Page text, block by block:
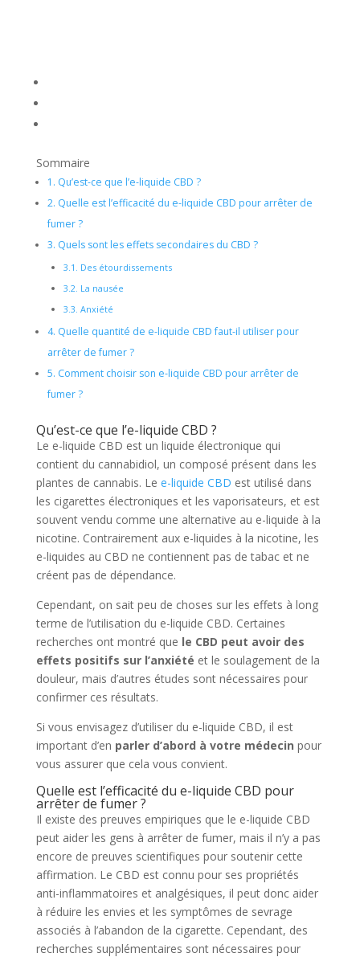
Sommaire
1. Qu’est-ce que l’e-liquide CBD ?
2. Quelle est l’efficacité du e-liquide CBD pour arrêter de
fumer ?
3. Quels sont les effets secondaires du CBD ?
3.1. Des étourdissements
3.2. La nausée
3.3. Anxiété
4. Quelle quantité de e-liquide CBD faut-il utiliser pour
arrêter de fumer ?
5. Comment choisir son e-liquide CBD pour arrêter de
fumer ?
Qu’est-ce que l’e-liquide CBD ?
Le e-liquide CBD est un liquide électronique qui
contient du cannabidiol, un composé présent dans les
plantes de cannabis. Le e-liquide CBD est utilisé dans
les cigarettes électroniques et les vaporisateurs, et est
souvent vendu comme une alternative au e-liquide à la
nicotine. Contrairement aux e-liquides à la nicotine, les
e-liquides au CBD ne contiennent pas de tabac et ne
créent pas de dépendance.
Cependant, on sait peu de choses sur les effets à long
terme de l’utilisation du e-liquide CBD. Certaines
recherches ont montré que le CBD peut avoir des
effets positifs sur l’anxiété et le soulagement de la
douleur, mais d’autres études sont nécessaires pour
confirmer ces résultats.
Si vous envisagez d’utiliser du e-liquide CBD, il est
important d’en parler d’abord à votre médecin pour
vous assurer que cela vous convient.
Quelle est l’efficacité du e-liquide CBD pour
arrêter de fumer ?
Il existe des preuves empiriques que le e-liquide CBD
peut aider les gens à arrêter de fumer, mais il n’y a pas
encore de preuves scientifiques pour soutenir cette
affirmation. Le CBD est connu pour ses propriétés
anti-inflammatoires et analgésiques, il peut donc aider
à réduire les envies et les symptômes de sevrage
associés à l’abandon de la cigarette. Cependant, des
recherches supplémentaires sont nécessaires pour